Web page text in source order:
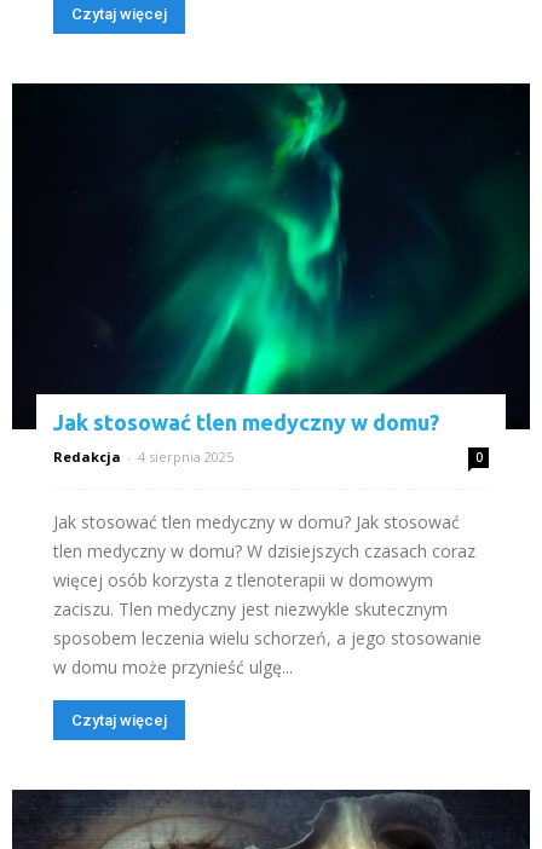
Czytaj więcej
Jak stosować tlen medyczny w domu?
Redakcja - 4 sierpnia 2025 0
Jak stosować tlen medyczny w domu? Jak stosować
tlen medyczny w domu? W dzisiejszych czasach coraz
więcej osób korzysta z tlenoterapii w domowym
zaciszu. Tlen medyczny jest niezwykle skutecznym
sposobem leczenia wielu schorzeń, a jego stosowanie
w domu może przynieść ulgę...
Czytaj więcej